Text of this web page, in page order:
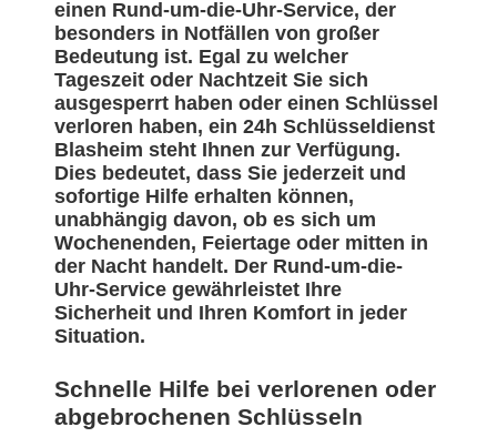
einen Rund-um-die-Uhr-Service, der
besonders in Notfällen von großer
Bedeutung ist. Egal zu welcher
Tageszeit oder Nachtzeit Sie sich
ausgesperrt haben oder einen Schlüssel
verloren haben, ein 24h Schlüsseldienst
Blasheim steht Ihnen zur Verfügung.
Dies bedeutet, dass Sie jederzeit und
sofortige Hilfe erhalten können,
unabhängig davon, ob es sich um
Wochenenden, Feiertage oder mitten in
der Nacht handelt. Der Rund-um-die-
Uhr-Service gewährleistet Ihre
Sicherheit und Ihren Komfort in jeder
Situation.
Schnelle Hilfe bei verlorenen oder
abgebrochenen Schlüsseln